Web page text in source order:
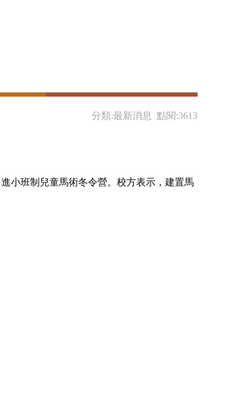
分類:最新消息 點閱:3613
小班制兒童馬術冬令營。校方表示，建置馬